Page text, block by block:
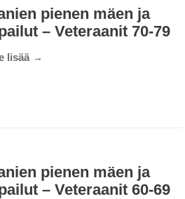
pienen mäen ja
– Veteraanit 70-79
lisää
pienen mäen ja
– Veteraanit 60-69